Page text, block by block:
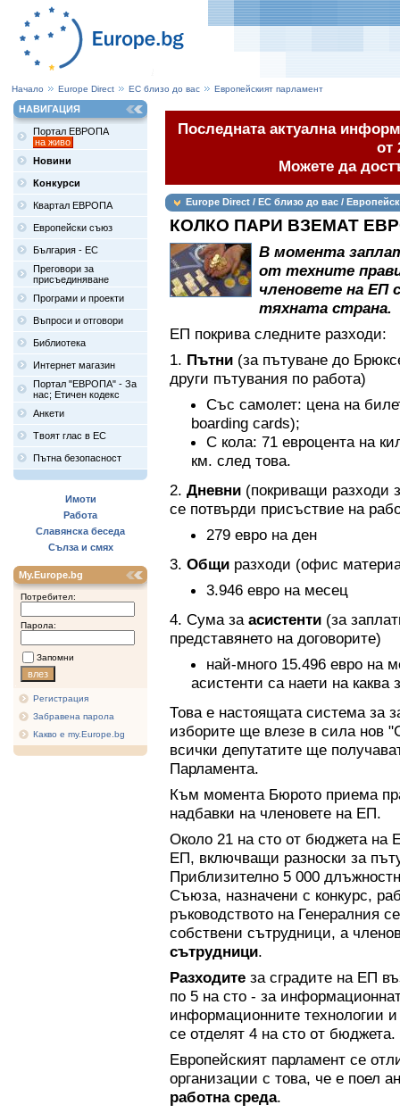
Начало Europe Direct ЕС близо до вас Европейският парламент
НАВИГАЦИЯ
Портал ЕВРОПА
на живо
Новини
Конкурси
Квартал ЕВРОПА
Европейски съюз
България - ЕС
Преговори за
присъединяване
Програми и проекти
Въпроси и отговори
Библиотека
Интернет магазин
Портал "ЕВРОПА" - За
нас; Етичен кодекс
Анкети
Твоят глас в ЕС
Пътна безопасност
Имоти
Работа
Славянска беседа
Сълза и смях
My.Europe.bg
Потребител:
Парола:
Запомни
Регистрация
Забравена парола
Какво е my.Europe.bg
Последната актуална
от
Можете да
Europe Direct / ЕС близо до вас /
КОЛКО ПАРИ ВЗЕМАТ
В момента
от техните
членовете на ЕП
тяхната страна.
ЕП покрива следните разходи:
1. Пътни (за пътуване до
други пътувания по работа)
Със самолет: цена на
boarding cards);
С кола: 71 евроцента на
км. след това.
2. Дневни (покриващи разходи
се потвърди присъствие на
279 евро на ден
3. Общи разходи (офис
3.946 евро на месец
4. Сума за асистенти (за
представянето на договорите)
най-много 15.496 евро на
асистенти са наети на каква
Това е настоящата система за
изборите ще влезе в сила нов
всички депутатите ще
Парламента.
Към момента Бюрото приема
надбавки на членовете на ЕП.
Около 21 на сто от бюджета на
ЕП, включващи разноски за
Приблизително 5 000
Съюза, назначени с конкурс,
ръководството на Генералния
собствени сътрудници, а
сътрудници.
Разходите за сградите на ЕП
по 5 на сто - за
информационните технологии
се отделят 4 на сто от бюджета.
Европейският парламент се
организации с това, че е поел
работна среда.